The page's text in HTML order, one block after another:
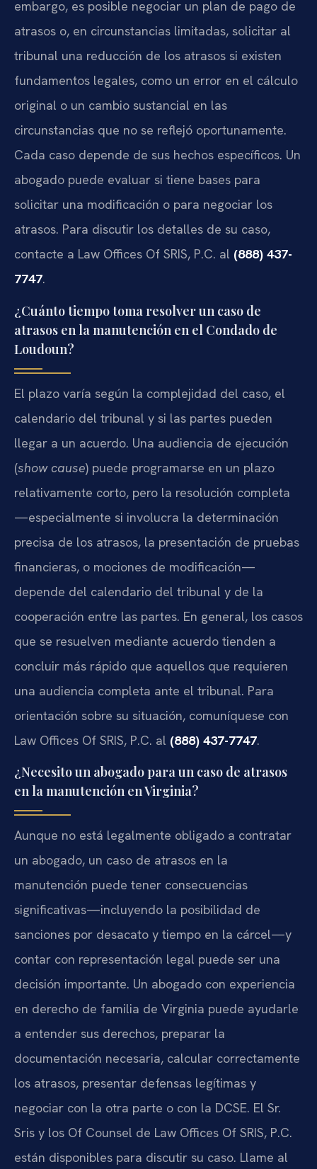
embargo, es posible negociar un plan de pago de
atrasos o, en circunstancias limitadas, solicitar al
tribunal una reducción de los atrasos si existen
fundamentos legales, como un error en el cálculo
original o un cambio sustancial en las
circunstancias que no se reflejó oportunamente.
Cada caso depende de sus hechos específicos. Un
abogado puede evaluar si tiene bases para
solicitar una modificación o para negociar los
atrasos. Para discutir los detalles de su caso,
contacte a Law Offices Of SRIS, P.C. al (888) 437-
7747.
¿Cuánto tiempo toma resolver un caso de
atrasos en la manutención en el Condado de
Loudoun?
El plazo varía según la complejidad del caso, el
calendario del tribunal y si las partes pueden
llegar a un acuerdo. Una audiencia de ejecución
(show cause) puede programarse en un plazo
relativamente corto, pero la resolución completa
—especialmente si involucra la determinación
precisa de los atrasos, la presentación de pruebas
financieras, o mociones de modificación—
depende del calendario del tribunal y de la
cooperación entre las partes. En general, los casos
que se resuelven mediante acuerdo tienden a
concluir más rápido que aquellos que requieren
una audiencia completa ante el tribunal. Para
orientación sobre su situación, comuníquese con
Law Offices Of SRIS, P.C. al (888) 437-7747.
¿Necesito un abogado para un caso de atrasos
en la manutención en Virginia?
Aunque no está legalmente obligado a contratar
un abogado, un caso de atrasos en la
manutención puede tener consecuencias
significativas—incluyendo la posibilidad de
sanciones por desacato y tiempo en la cárcel—y
contar con representación legal puede ser una
decisión importante. Un abogado con experiencia
en derecho de familia de Virginia puede ayudarle
a entender sus derechos, preparar la
documentación necesaria, calcular correctamente
los atrasos, presentar defensas legítimas y
negociar con la otra parte o con la DCSE. El Sr.
Sris y los Of Counsel de Law Offices Of SRIS, P.C.
están disponibles para discutir su caso. Llame al